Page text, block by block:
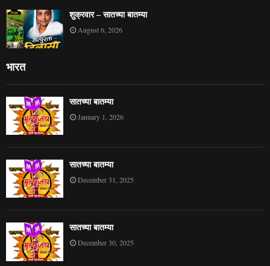
शुक्रवार – सातच्या बातम्या
August 6, 2026
भारत
सातच्या बातम्या
January 1, 2026
सातच्या बातम्या
December 31, 2025
सातच्या बातम्या
December 30, 2025